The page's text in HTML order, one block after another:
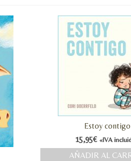
Estoy contigo
15,95€ «IVA
AÑADIR AL